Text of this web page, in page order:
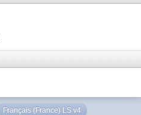
Français (France) LS v4